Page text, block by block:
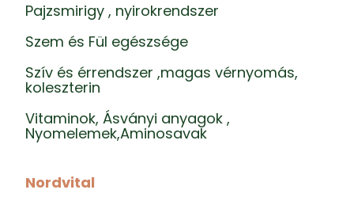
Pajzsmirigy , nyirokrendszer
Szem és Fül egészsége
Szív és érrendszer ,magas vérnyomás,
koleszterin
Vitaminok, Ásványi anyagok ,
Nyomelemek,Aminosavak
Nordvital